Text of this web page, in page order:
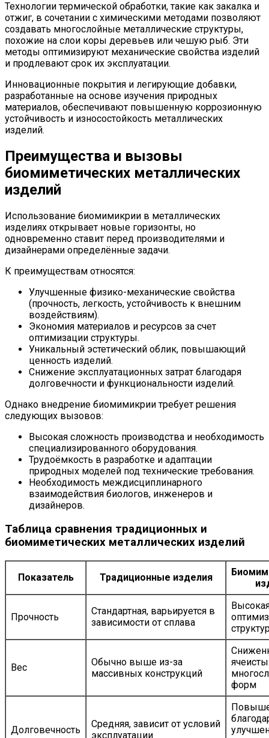
Технологии термической обработки, такие как закалка и
отжиг, в сочетании с химическими методами позволяют
создавать многослойные металлические структуры,
похожие на слои коры деревьев или чешую рыб. Эти
методы оптимизируют механические свойства изделий
и продлевают срок их эксплуатации.
Инновационные покрытия и легирующие добавки,
разработанные на основе изучения природных
материалов, обеспечивают повышенную коррозионную
устойчивость и износостойкость металлических
изделий.
Преимущества и вызовы
биомиметических металлических
изделий
Использование биомимикрии в металлических
изделиях открывает новые горизонты, но
одновременно ставит перед производителями и
дизайнерами определённые задачи.
К преимуществам относятся:
Улучшенные физико-механические свойства
(прочность, легкость, устойчивость к внешним
воздействиям).
Экономия материалов и ресурсов за счет
оптимизации структуры.
Уникальный эстетический облик, повышающий
ценность изделий.
Снижение эксплуатационных затрат благодаря
долговечности и функциональности изделий.
Однако внедрение биомимикрии требует решения
следующих вызовов:
Высокая сложность производства и необходимость
специализированного оборудования.
Трудоёмкость в разработке и адаптации
природных моделей под технические требования.
Необходимость междисциплинарного
взаимодействия биологов, инженеров и
дизайнеров.
Таблица сравнения традиционных и
биомиметических металлических изделий
Показатель Традиционные изделия
Прочность
Стандартная, варьируется в
зависимости от сплава
Вес
Обычно выше из-за
массивных конструкций
форм
Долговечность
Средняя, зависит от условий
эксплуатации